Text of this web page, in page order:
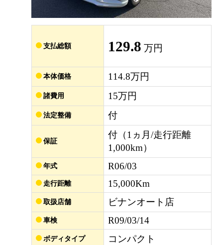
支払総額 129.8 万円
本体価格 114.8万円
諸費用 15万円
法定整備 付
保証
付（1ヵ月/走行距離
1,000km）
年式 R06/03
走行距離 15,000Km
取扱店舗 ビナンオート店
車検 R09/03/14
ボディタイプ コンパクト